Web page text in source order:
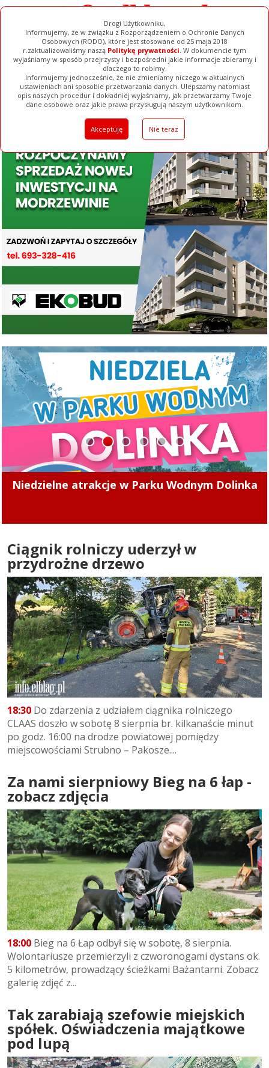
Drogi Użytkowniku,
Informujemy, że w związku z Rozporządzeniem o Ochronie Danych
Osobowych (RODO), które jest stosowane od 25 maja 2018
r.zaktualizowaliśmy naszą Politykę prywatności. W dokumencie tym
wyjaśniamy w sposób przejrzysty i bezpośredni jakie informacje zbieramy i
dlaczego to robimy.
Informujemy jednocześnie, że nie zmieniamy niczego w aktualnych
ustawieniach ani sposobie przetwarzania danych. Ulepszamy natomiast
opis naszych procedur i dokładniej wyjaśniamy, jak przetwarzamy Twoje
dane osobowe oraz jakie prawa przysługują naszym użytkownikom.
Akceptuję Nie teraz
Ogłoszenia Filmy Galerie Baza Firm Pełna Wersja
Powstanie nowa ścieżka pieszo-rowerowa
1 2 3 4 5 6
Ciągnik rolniczy uderzył w
przydrożne drzewo
18:30 Do zdarzenia z udziałem ciągnika rolniczego
CLAAS doszło w sobotę 8 sierpnia br. kilkanaście minut
po godz. 16:00 na drodze powiatowej pomiędzy
miejscowościami Strubno – Pakosze....
Za nami sierpniowy Bieg na 6 łap -
zobacz zdjęcia
18:00 Bieg na 6 Łap odbył się w sobotę, 8 sierpnia.
Wolontariusze przemierzyli z czworonogami dystans ok.
5 kilometrów, prowadzący ścieżkami Bażantarni. Zobacz
galerię zdjęć z...
Tak zarabiają szefowie miejskich
spółek. Oświadczenia majątkowe
pod lupą